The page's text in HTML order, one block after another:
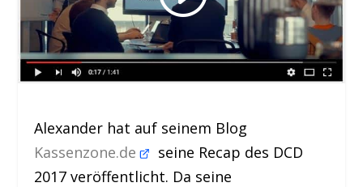
Alexander hat auf seinem Blog
Kassenzone.de
seine Recap des DCD
2017 veröffentlicht. Da seine